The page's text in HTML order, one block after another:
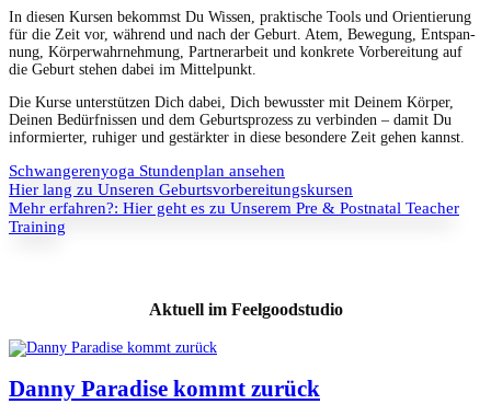
In diesen Kursen bekommst Du Wis­sen, prak­tis­che Tools und Ori­en­tierung
für die Zeit vor, während und nach der Geburt. Atem, Bewe­gung, Entspan­
nung, Kör­per­wahrnehmung, Part­ner­ar­beit und konkrete Vor­bere­itung auf
die Geburt ste­hen dabei im Mittelpunkt.
Die Kurse unter­stützen Dich dabei, Dich bewusster mit Deinem Kör­p­er,
Deinen Bedürfnis­sen und dem Geburt­sprozess zu verbinden – damit Du
informiert­er, ruhiger und gestärk­ter in diese beson­dere Zeit gehen kannst.
Schwan­gerenyo­ga Stun­den­plan ansehen
Hier lang zu Unseren Geburtsvorbereitungskursen
Mehr erfahren?: Hier geht es zu Unserem Pre & Post­na­tal Teacher
Training
Aktuell im Feelgoodstudio
Danny Paradise kommt zurück